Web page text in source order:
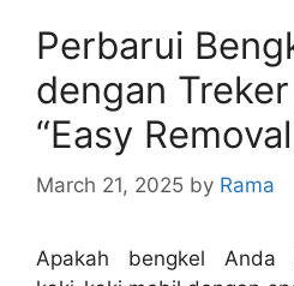
Perbarui
dengan
“Easy
March 21, 2025 by Rama
Apakah bengkel Anda